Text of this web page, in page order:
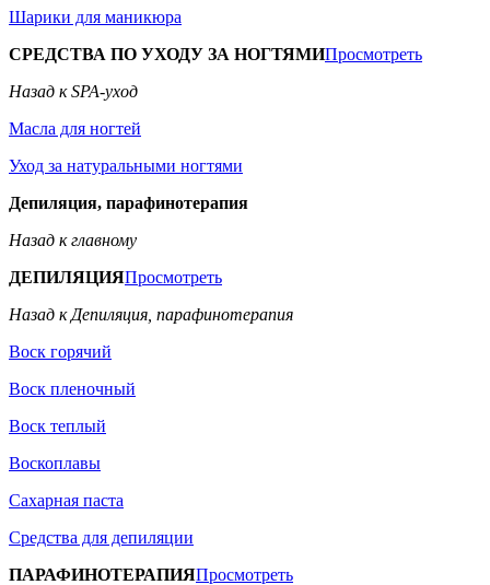
Шарики для маникюра
СРЕДСТВА ПО УХОДУ ЗА НОГТЯМИПросмотреть
Назад к SPA-уход
Масла для ногтей
Уход за натуральными ногтями
Депиляция, парафинотерапия
Назад к главному
ДЕПИЛЯЦИЯПросмотреть
Назад к Депиляция, парафинотерапия
Воск горячий
Воск пленочный
Воск теплый
Воскоплавы
Сахарная паста
Средства для депиляции
ПАРАФИНОТЕРАПИЯПросмотреть